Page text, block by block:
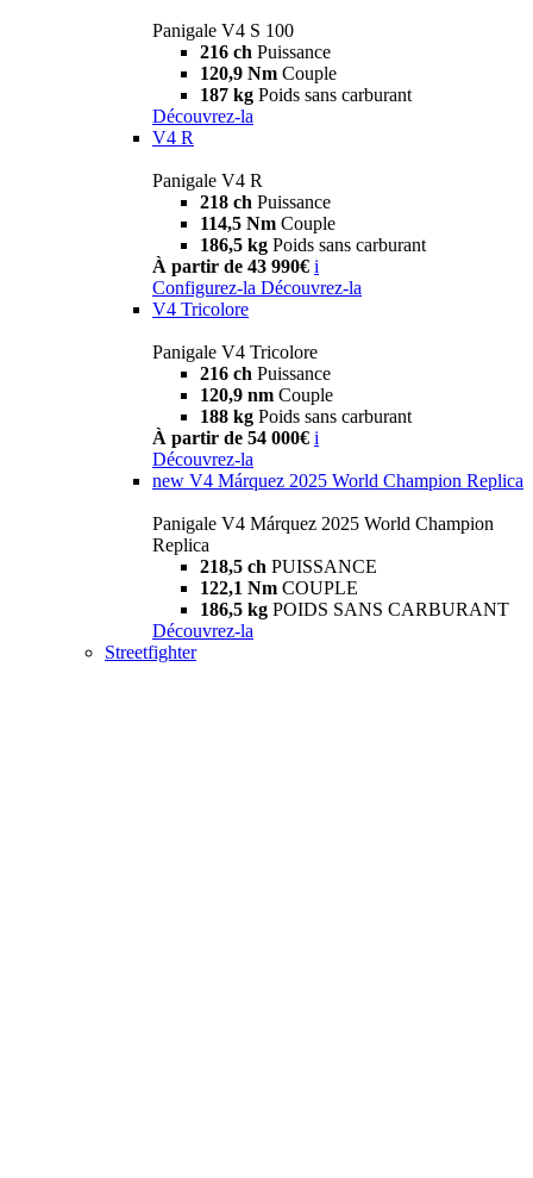
Panigale V4 S 100
216 ch Puissance
120,9 Nm Couple
187 kg Poids sans carburant
Découvrez-la
V4 R
Panigale V4 R
218 ch Puissance
114,5 Nm Couple
186,5 kg Poids sans carburant
À partir de 43 990€ i
Configurez-la Découvrez-la
V4 Tricolore
Panigale V4 Tricolore
216 ch Puissance
120,9 nm Couple
188 kg Poids sans carburant
À partir de 54 000€ i
Découvrez-la
new V4 Márquez 2025 World Champion Replica
Panigale V4 Márquez 2025 World Champion
Replica
218,5 ch PUISSANCE
122,1 Nm COUPLE
186,5 kg POIDS SANS CARBURANT
Découvrez-la
Streetfighter